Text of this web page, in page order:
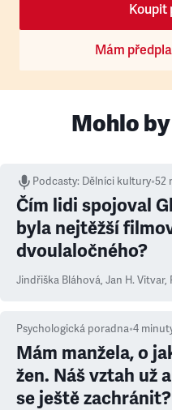
Koupit
Mám
Mohlo
Podcasty: Dělníci kultury•52
Čím lidi spojoval
byla nejtěžší
dvoulaločného?
Jindřiška Bláhová, Jan H. Vitvar,
Psychologická poradna•4
Mám manžela, o
žen. Náš vztah už
se ještě zachránit?